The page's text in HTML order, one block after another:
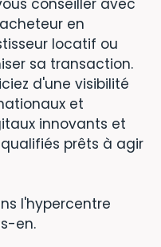
conseiller avec
en
locatif ou
sa transaction.
d'une visibilité
et
innovants et
prêts à agir
l'hypercentre
en.